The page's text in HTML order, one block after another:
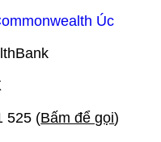
Úc
525 (Bấm để gọi)